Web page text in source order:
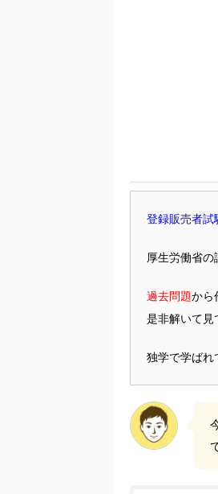
登録販売者試
厚生労働省の
過去問題から
是非解いて見
独学で学ばれ